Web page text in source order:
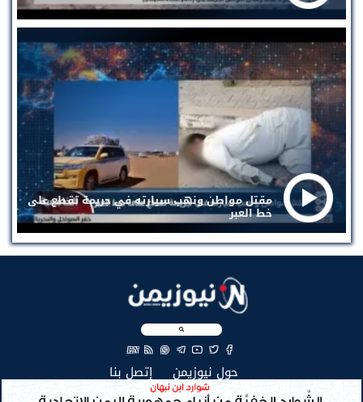
مقتل مواطن ونهب سيارته في جريمة تقطع على
خط العبر
EN
حول نيوزيمن إتصل بنا
جميع الحقوق محفوظة لنيوزيمن © 2026